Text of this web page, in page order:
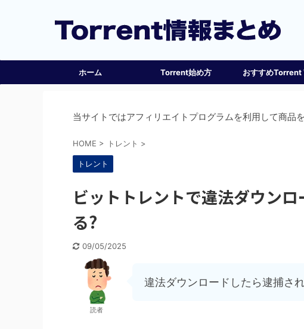
ホーム Torrent始め方 おすすめTorrent
当サイトではアフィリエイトプログラムを利用して商品
HOME > トレント >
トレント
ビットトレントで違法ダウン
る?
09/05/2025
読者
違法ダウンロードしたら逮捕さ